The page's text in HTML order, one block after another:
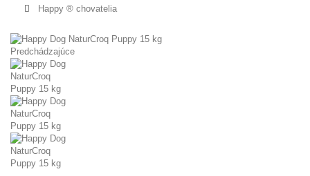
Happy ® chovatelia
Predchádzajúce